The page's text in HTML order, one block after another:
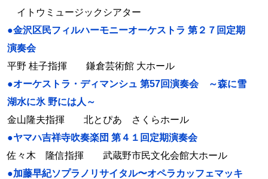
イトウミュージックシアター
●金沢区民フィルハーモニーオーケストラ 第２７回定期
演奏会
平野 桂子指揮 鎌倉芸術館 大ホール
●オーケストラ・ディマンシュ 第57回演奏会 ～森に雪
湖水に氷 野には人～
金山隆夫指揮 北とぴあ さくらホール
●ヤマハ吉祥寺吹奏楽団 第４１回定期演奏会
佐々木 隆信指揮 武蔵野市民文化会館大ホール
●加藤早紀ソプラノリサイタル〜オペラカッフェマッキ